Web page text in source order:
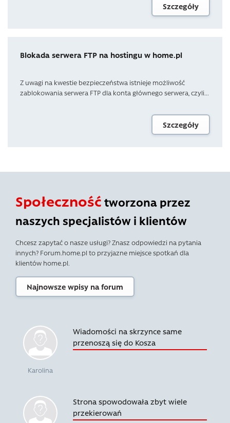
Szczegóły
Blokada serwera FTP na hostingu w home.pl
Z uwagi na kwestie bezpieczeństwa istnieje możliwość
zablokowania serwera FTP dla konta głównego serwera, czyli...
Szczegóły
Społeczność tworzona przez
naszych specjalistów i klientów
Chcesz zapytać o nasze usługi? Znasz odpowiedzi na pytania
innych? Forum.home.pl to przyjazne miejsce spotkań dla
klientów home.pl.
Najnowsze wpisy na forum
Karolina
Wiadomości na skrzynce same
przenoszą się do Kosza
Strona spowodowała zbyt wiele
przekierowań